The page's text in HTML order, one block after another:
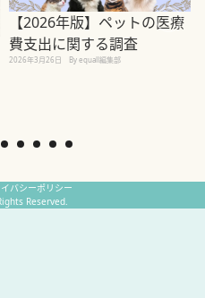
【2026年版】ペットの医療
費支出に関する調査
2026年3月26日 By equall編集部
バシーポリシー
Reserved.